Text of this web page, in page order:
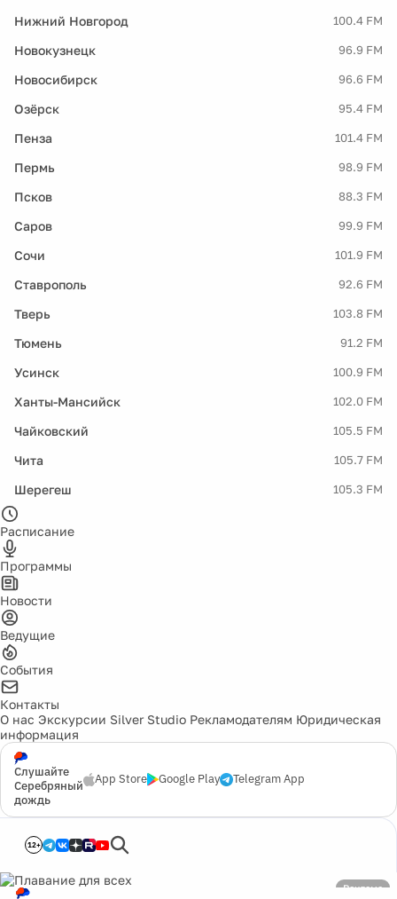
Нижний Новгород 100.4 FM
Новокузнецк 96.9 FM
Новосибирск 96.6 FM
Озёрск 95.4 FM
Пенза 101.4 FM
Пермь 98.9 FM
Псков 88.3 FM
Саров 99.9 FM
Сочи 101.9 FM
Ставрополь 92.6 FM
Тверь 103.8 FM
Тюмень 91.2 FM
Усинск 100.9 FM
Ханты-Мансийск 102.0 FM
Чайковский 105.5 FM
Чита 105.7 FM
Шерегеш 105.3 FM
Расписание
Программы
Новости
Ведущие
События
Контакты
О нас Экскурсии Silver Studio Рекламодателям Юридическая
информация
Слушайте
Серебряный
дождь
App Store Google Play Telegram App
12+
Реклама